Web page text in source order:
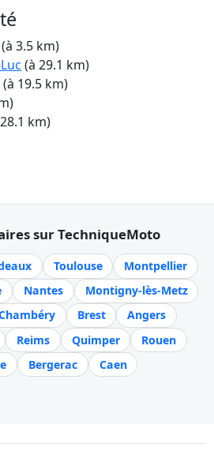
(à 3.5 km)
(à 29.1 km)
(à 19.5 km)
km)
sur TechniqueMoto
Toulouse
Montpellier
Nantes
Montigny-lès-Metz
Brest
Angers
Reims Quimper
Rouen
Bergerac
Caen